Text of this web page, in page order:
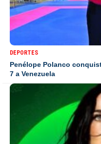
DEPORTES
Penélope Polanco
7 a Venezuela